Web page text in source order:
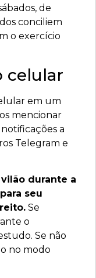
de
conciliem
o exercício
celular
em um
mencionar
a
Telegram e
durante a
seu
Se
o
Se não
no modo